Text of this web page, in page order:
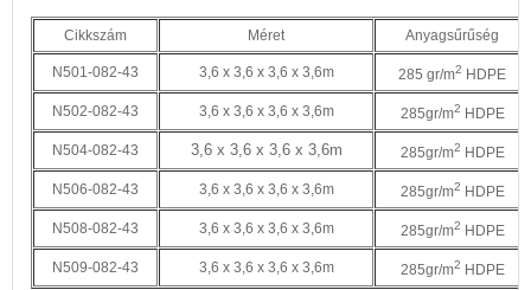
Cikkszám Méret Anyagsűrűség
N501-082-43 3,6 x 3,6 x 3,6 x 3,6m 285 gr/m2 HDPE
N502-082-43 3,6 x 3,6 x 3,6 x 3,6m 285gr/m2 HDPE
N504-082-43 3,6 x 3,6 x 3,6 x 3,6m 285gr/m2 HDPE
N506-082-43 3,6 x 3,6 x 3,6 x 3,6m 285gr/m2 HDPE
N508-082-43 3,6 x 3,6 x 3,6 x 3,6m 285gr/m2 HDPE
N509-082-43 3,6 x 3,6 x 3,6 x 3,6m 285gr/m2 HDPE